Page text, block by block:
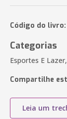
Código do livro:
Categorias
Esportes E
Compartilhe
Leia um